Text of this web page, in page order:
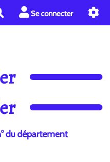
e
c
r
Se connecter
du département